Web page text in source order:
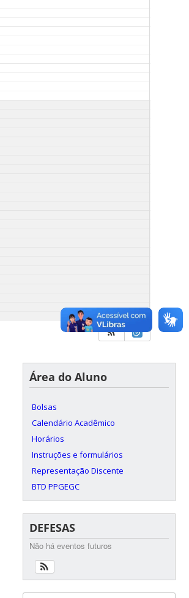
Área do Aluno
Bolsas
Calendário Acadêmico
Horários
Instruções e formulários
Representação Discente
BTD PPGEGC
DEFESAS
Não há eventos futuros